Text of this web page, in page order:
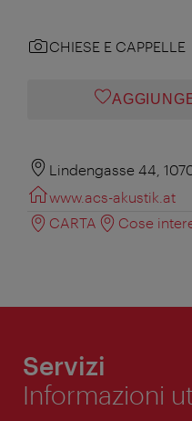
CHIESE E CAPPELLE
Lindengasse 44,
www.acs-akustik.at
CARTA
Cose
Servizi
Informazioni